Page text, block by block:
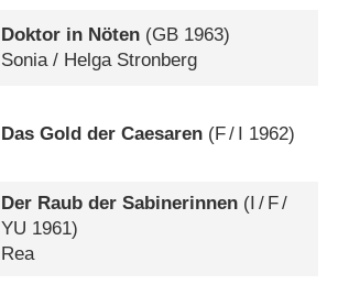
Doktor in Nöten (GB 1963)
Sonia /​ Helga Stronberg
Das Gold der Caesaren (F/ I 1962)
Der Raub der Sabinerinnen ( / F/
YU 1961)
Rea